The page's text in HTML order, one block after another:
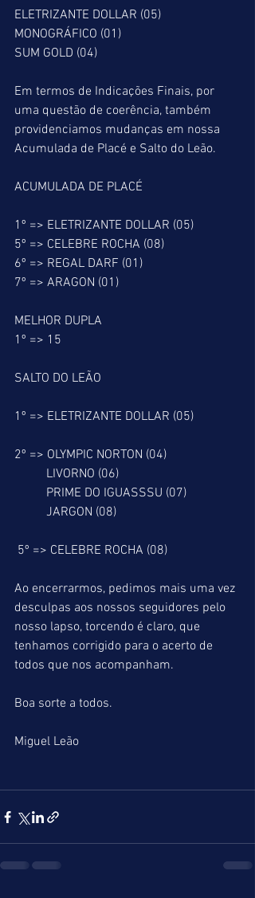
ELETRIZANTE DOLLAR (05)
MONOGRÁFICO (01)
SUM GOLD (04)
Em termos de Indicações Finais, por
uma questão de coerência, também
providenciamos mudanças em nossa
Acumulada de Placé e Salto do Leão.
ACUMULADA DE PLACÉ
1º => ELETRIZANTE DOLLAR (05)
5º => CELEBRE ROCHA (08)
6º => REGAL DARF (01)
7º => ARAGON (01)
MELHOR DUPLA
1º => 15
SALTO DO LEÃO
1º => ELETRIZANTE DOLLAR (05)
2º => OLYMPIC NORTON (04)
LIVORNO (06)
PRIME DO IGUASSSU (07)
JARGON (08)
5º => CELEBRE ROCHA (08)
Ao encerrarmos, pedimos mais uma vez
desculpas aos nossos seguidores pelo
nosso lapso, torcendo é claro, que
tenhamos corrigido para o acerto de
todos que nos acompanham.
Boa sorte a todos.
Miguel Leão